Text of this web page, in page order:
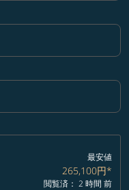
最安値
265,100円*
閲覧済： 2 時間 前